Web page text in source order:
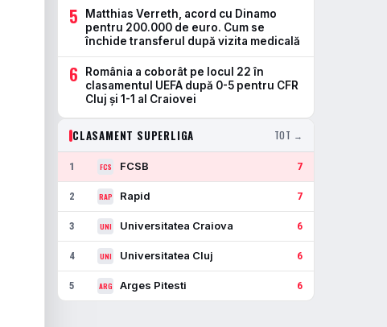
5
Matthias Verreth, acord cu Dinamo
pentru 200.000 de euro. Cum se
închide transferul după vizita medicală
6
România a coborât pe locul 22 în
clasamentul UEFA după 0-5 pentru CFR
Cluj și 1-1 al Craiovei
CLASAMENT SUPERLIGA TOT →
1 FCS FCSB 7
2 RAP Rapid 7
3 UNI Universitatea Craiova 6
4 UNI Universitatea Cluj 6
5 ARG Arges Pitesti 6